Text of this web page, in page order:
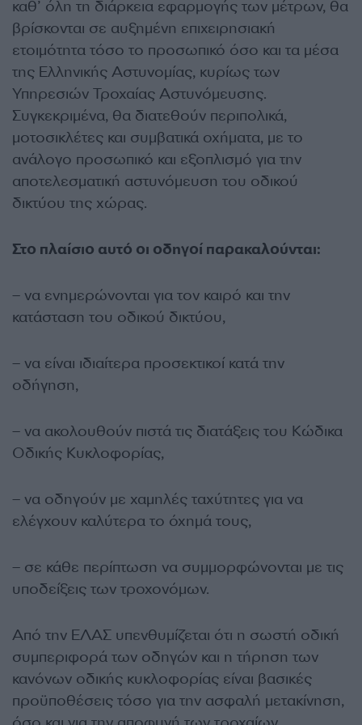
καθ’ όλη τη διάρκεια εφαρμογής των μέτρων, θα
βρίσκονται σε αυξημένη επιχειρησιακή
ετοιμότητα τόσο το προσωπικό όσο και τα μέσα
της Ελληνικής Αστυνομίας, κυρίως των
Υπηρεσιών Τροχαίας Αστυνόμευσης.
Συγκεκριμένα, θα διατεθούν περιπολικά,
μοτοσικλέτες και συμβατικά οχήματα, με το
ανάλογο προσωπικό και εξοπλισμό για την
αποτελεσματική αστυνόμευση του οδικού
δικτύου της χώρας.
Στο πλαίσιο αυτό οι οδηγοί παρακαλούνται:
– να ενημερώνονται για τον καιρό και την
κατάσταση του οδικού δικτύου,
– να είναι ιδιαίτερα προσεκτικοί κατά την
οδήγηση,
– να ακολουθούν πιστά τις διατάξεις του Κώδικα
Οδικής Κυκλοφορίας,
– να οδηγούν με χαμηλές ταχύτητες για να
ελέγχουν καλύτερα το όχημά τους,
– σε κάθε περίπτωση να συμμορφώνονται με τις
υποδείξεις των τροχονόμων.
Από την ΕΛΑΣ υπενθυμίζεται ότι η σωστή οδική
συμπεριφορά των οδηγών και η τήρηση των
κανόνων οδικής κυκλοφορίας είναι βασικές
προϋποθέσεις τόσο για την ασφαλή μετακίνηση,